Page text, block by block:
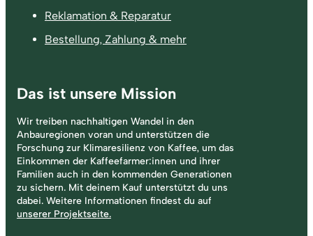
Reklamation & Reparatur
Bestellung, Zahlung & mehr
Das ist unsere Mission
Wir treiben nachhaltigen Wandel in den
Anbauregionen voran und unterstützen die
Forschung zur Klimaresilienz von Kaffee, um das
Einkommen der Kaffeefarmer:innen und ihrer
Familien auch in den kommenden Generationen
zu sichern. Mit deinem Kauf unterstützt du uns
dabei. Weitere Informationen findest du auf
unserer Projektseite.